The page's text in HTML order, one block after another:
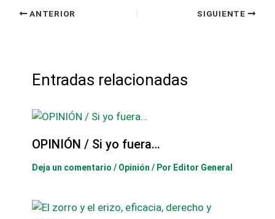
ANTERIOR SIGUIENTE
Entradas relacionadas
OPINIÓN / Si yo fuera…
Deja un comentario / Opinión / Por Editor General